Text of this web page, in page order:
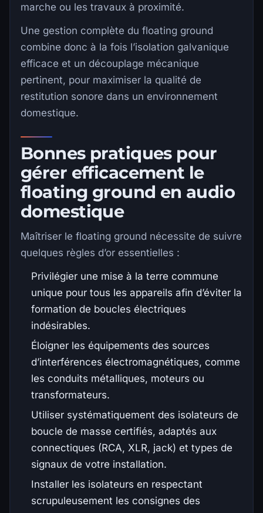
marche ou les travaux à proximité.
Une gestion complète du floating ground
combine donc à la fois l’isolation galvanique
efficace et un découplage mécanique
pertinent, pour maximiser la qualité de
restitution sonore dans un environnement
domestique.
Bonnes pratiques pour
gérer efficacement le
floating ground en audio
domestique
Maîtriser le floating ground nécessite de suivre
quelques règles d’or essentielles :
Privilégier une mise à la terre commune
unique pour tous les appareils afin d’éviter la
formation de boucles électriques
indésirables.
Éloigner les équipements des sources
d’interférences électromagnétiques, comme
les conduits métalliques, moteurs ou
transformateurs.
Utiliser systématiquement des isolateurs de
boucle de masse certifiés, adaptés aux
connectiques (RCA, XLR, jack) et types de
signaux de votre installation.
Installer les isolateurs en respectant
scrupuleusement les consignes des